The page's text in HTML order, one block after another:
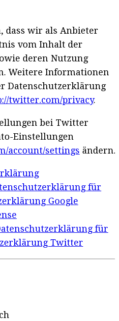
dass wir als Anbieter
vom Inhalt der
deren Nutzung
Weitere Informationen
Datenschutzerklärung
twitter.com/privacy.
bei Twitter
Einstellungen
account/settings ändern.
für
Google
für
Twitter